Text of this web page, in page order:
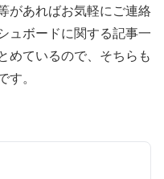
があればお気軽にご連絡
ュボードに関する記事一
めているので、そちらも
。